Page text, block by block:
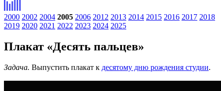
2000 2002 2004 2005 2006 2012 2013 2014 2015 2016 2017 2018
2019 2020 2021 2022 2023 2024 2025
Плакат «Десять пальцев»
Задача. Выпустить плакат к десятому дню рождения студии.